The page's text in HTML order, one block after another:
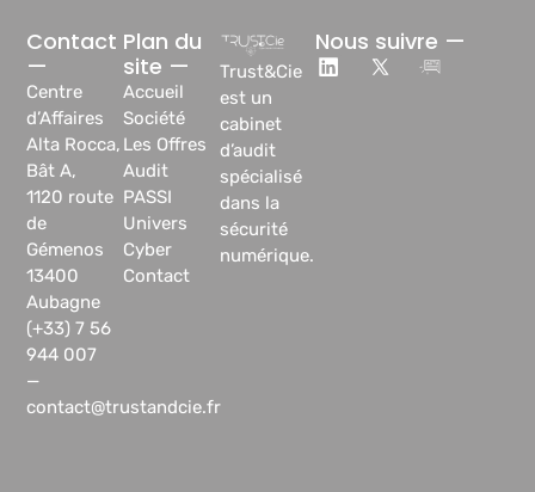
Trust&Cie
est un
cabinet
d’audit
spécialisé
dans la
sécurité
numérique.
Plan du
site —
Accueil
Société
Les Offres
Audit
PASSI
Univers
Cyber
Contact
Contact
—
Centre
d’Affaires
Alta Rocca,
Bât A,
1120 route
de
Gémenos
13400
Aubagne
(+33) 7 56
944 007
—
contact@trustandcie.fr
Nous suivre —